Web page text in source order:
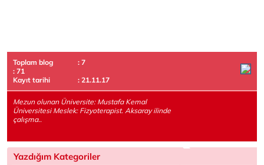
Toplam blog
: 7
: 71
Kayıt tarihi
: 21.11.17
Mezun olunan Üniversite: Mustafa Kemal
Üniversitesi Meslek: Fizyoterapist. Aksaray ilinde
çalışma..
Yazdığım Kategoriler